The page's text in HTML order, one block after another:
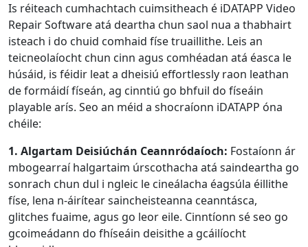
Is réiteach cumhachtach cuimsitheach é iDATAPP Video
Repair Software atá deartha chun saol nua a thabhairt
isteach i do chuid comhaid físe truaillithe. Leis an
teicneolaíocht chun cinn agus comhéadan atá éasca le
húsáid, is féidir leat a dheisiú effortlessly raon leathan
de formáidí físeán, ag cinntiú go bhfuil do físeáin
playable arís. Seo an méid a shocraíonn iDATAPP óna
chéile:
1. Algartam Deisiúchán Ceannródaíoch: Fostaíonn ár
mbogearraí halgartaim úrscothacha atá saindeartha go
sonrach chun dul i ngleic le cineálacha éagsúla éillithe
físe, lena n-áirítear saincheisteanna ceanntásca,
glitches fuaime, agus go leor eile. Cinntíonn sé seo go
gcoimeádann do fhíseáin deisithe a gcáilíocht